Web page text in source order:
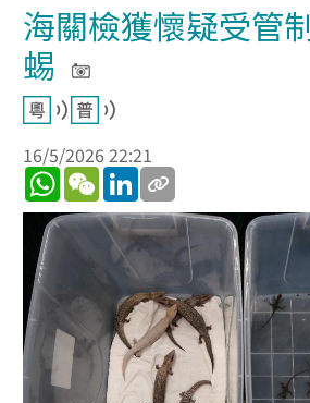
海關檢獲懷疑受管
蜴
16/5/2026 22:21
WhatsApp
WeChatLinkedIn